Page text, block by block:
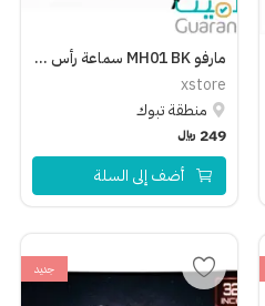
مارفو MH01 BK سماعة رأس وماوس للألعاب 2 في 1 بإضاءة ار جي بي - أسود
xstore
منطقة تبوك
249 ﷼
أضف إلى السلة
جديد